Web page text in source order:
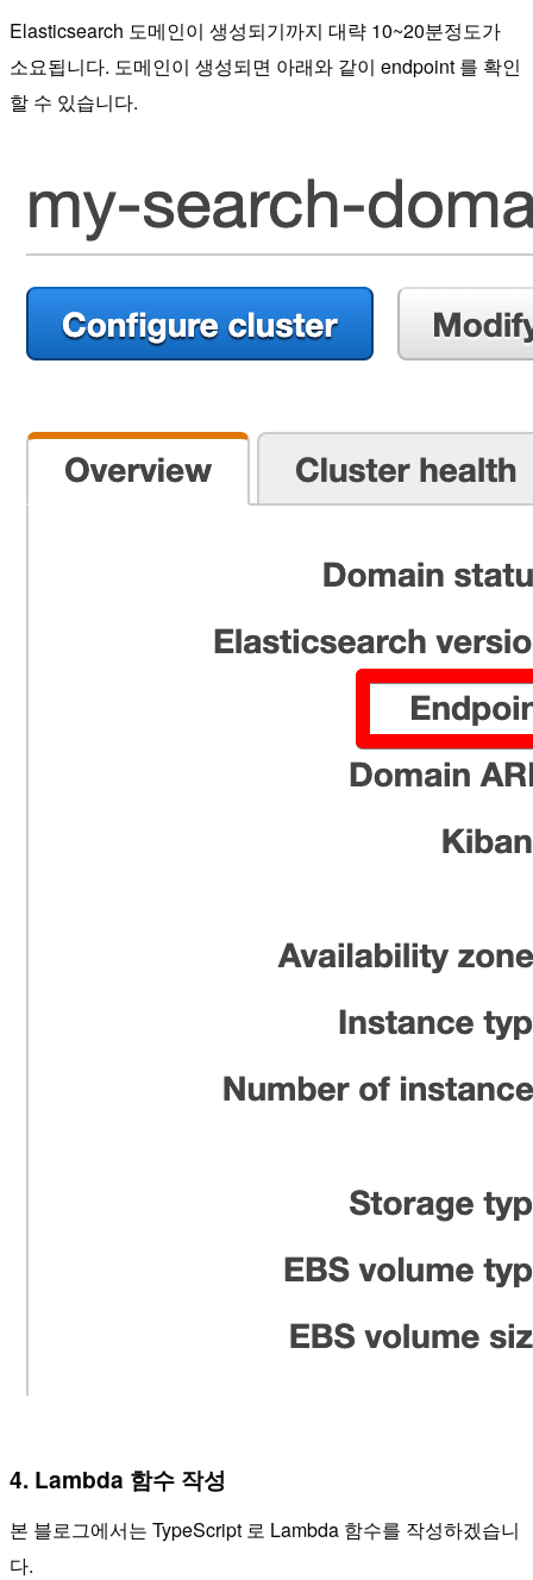
Elasticsearch 도메인이 생성되기까지 대략 10~20분정도가
소요됩니다. 도메인이 생성되면 아래와 같이 endpoint 를 확인
할 수 있습니다.
4. Lambda 함수 작성
본 블로그에서는 TypeScript 로 Lambda 함수를 작성하겠습니
다.